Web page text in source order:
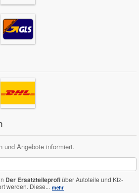
und Angebote informiert.
Der Ersatzteileprofiüber Autoteile und Kfz-
werden. Diese... mehr